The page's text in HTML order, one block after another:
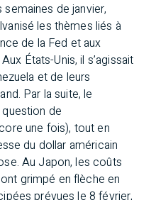
de janvier,
les thèmes liés à
de la Fed et aux
États-Unis, il s’agissait
et de leurs
Par la suite, le
de
une fois), tout en
du dollar américain
Au Japon, les coûts
grimpé en flèche en
prévues le 8 février,